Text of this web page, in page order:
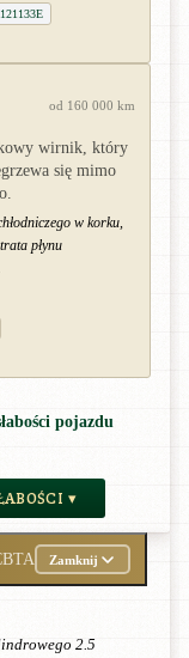
od 160 000 km
wirnik, który
się mimo
w korku,
płynu
pojazdu
▾
Zamknij
2.5